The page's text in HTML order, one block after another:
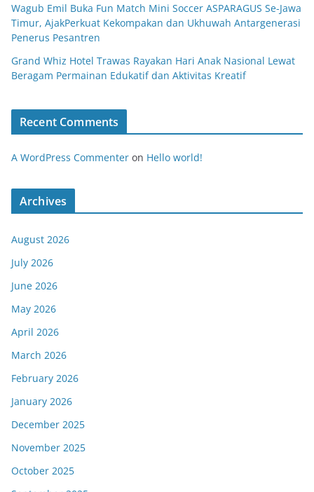
Wagub Emil Buka Fun Match Mini Soccer ASPARAGUS Se-Jawa
Timur, AjakPerkuat Kekompakan dan Ukhuwah Antargenerasi
Penerus Pesantren
Grand Whiz Hotel Trawas Rayakan Hari Anak Nasional Lewat
Beragam Permainan Edukatif dan Aktivitas Kreatif
Recent Comments
A WordPress Commenter on Hello world!
Archives
August 2026
July 2026
June 2026
May 2026
April 2026
March 2026
February 2026
January 2026
December 2025
November 2025
October 2025